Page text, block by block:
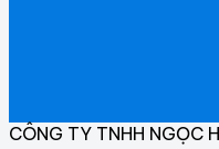
CÔNG TY TNHH NGỌC